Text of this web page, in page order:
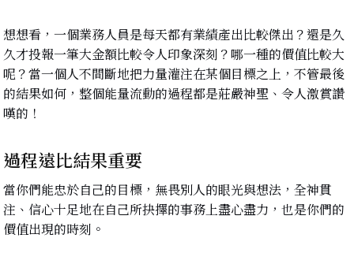
想想看，一個業務人員是每天都有業績產出比較傑出？還是久
久才投報一筆大金額比較令人印象深刻？哪一種的價值比較大
呢？當一個人不間斷地把力量灌注在某個目標之上，不管最後
的結果如何，整個能量流動的過程都是莊嚴神聖、令人激賞讚
嘆的！
過程遠比結果重要
當你們能忠於自己的目標，無畏別人的眼光與想法，全神貫
注、信心十足地在自己所抉擇的事務上盡心盡力，也是你們的
價值出現的時刻。